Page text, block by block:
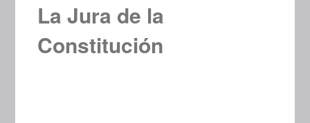
La Jura de la
Constitución